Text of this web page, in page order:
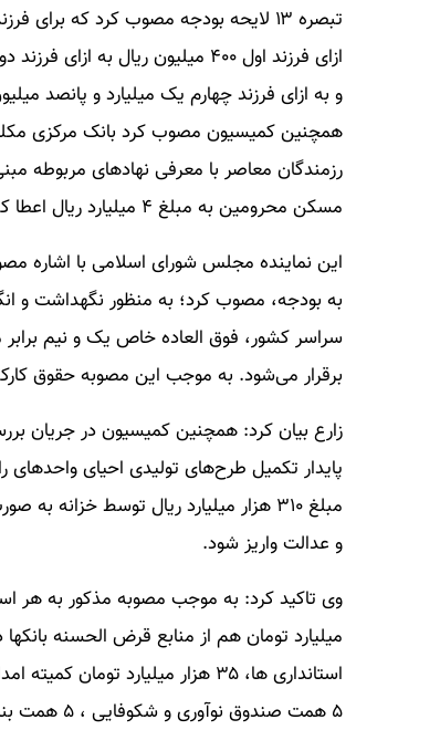
و به ازای فرزند چهارم یک میلیارد و پانصد
همچنین کمیسیون مصوب کرد بانک مرکزی
رزمندگان معاصر با معرفی نهادهای مربوطه
مسکن محرومین به مبلغ ۴ میلیارد ریال اعطا کند.
این نماینده مجلس شورای اسلامی با اشاره
به بودجه، مصوب کرد؛ به منظور نگهداشت و
سراسر کشور، فوق العاده خاص یک و نیم
برقرار می‌شود. به موجب این مصوبه حقوق
پایدار تکمیل طرح‌های تولیدی احیای
مبلغ ۳۱۰ هزار میلیارد ریال توسط
و عدالت واریز شود.